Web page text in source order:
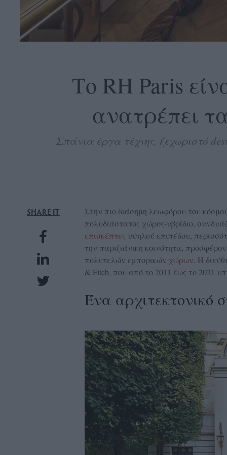
Το RH Paris
ανατρέπει
Σπάνια έργα τέχνης, ξεχωριστό
SHARE IT
Στην πιο διάσημη λεωφόρου του
πολυδιάστατος χώρος-υβρίδιο,
επισκέπτες υψηλού επιπέδου,
την παριζιάνικη κοινότητα,
πολυτελών εμπορικών χώρων . Η
& Fitch, που από το 2011 έως το 2021
Ένα αρχιτεκτονικό